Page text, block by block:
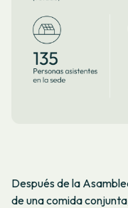
Después de la
de una comida